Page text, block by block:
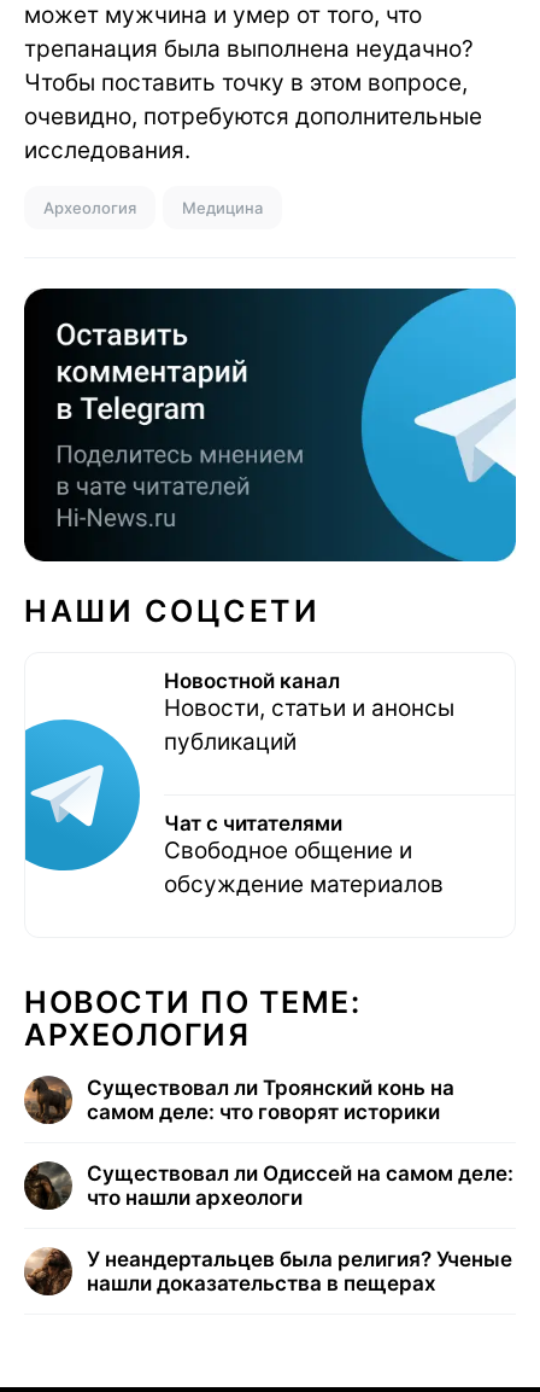
может мужчина и умер от того, что
трепанация была выполнена неудачно?
Чтобы поставить точку в этом вопросе,
очевидно, потребуются дополнительные
исследования.
Археология Медицина
НАШИ СОЦСЕТИ
Новостной канал
Новости, статьи и анонсы
публикаций
Чат с читателями
Свободное общение и
обсуждение материалов
НОВОСТИ ПО ТЕМЕ:
АРХЕОЛОГИЯ
Существовал ли Троянский конь на
самом деле: что говорят историки
Существовал ли Одиссей на самом деле:
что нашли археологи
У неандертальцев была религия? Ученые
нашли доказательства в пещерах